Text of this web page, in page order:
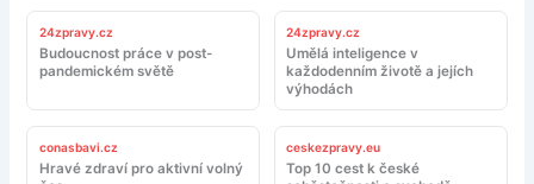
24zpravy.cz
Budoucnost práce v post-
pandemickém světě
24zpravy.cz
Umělá inteligence v
každodenním životě a jejích
výhodách
conasbavi.cz
Hravé zdraví pro aktivní volný
ceskezpravy.eu
Top 10 cest k české